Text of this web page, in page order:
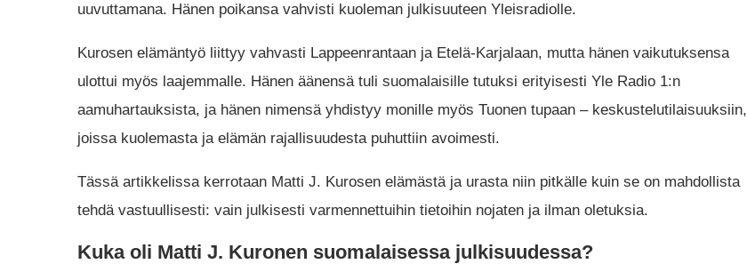
uuvuttamana. Hänen poikansa vahvisti kuoleman julkisuuteen Yleisradiolle.
Kurosen elämäntyö liittyy vahvasti Lappeenrantaan ja Etelä-Karjalaan, mutta hänen vaikutuksensa
ulottui myös laajemmalle. Hänen äänensä tuli suomalaisille tutuksi erityisesti Yle Radio 1:n
aamuhartauksista, ja hänen nimensä yhdistyy monille myös Tuonen tupaan – keskustelutilaisuuksiin,
joissa kuolemasta ja elämän rajallisuudesta puhuttiin avoimesti.
Tässä artikkelissa kerrotaan Matti J. Kurosen elämästä ja urasta niin pitkälle kuin se on mahdollista
tehdä vastuullisesti: vain julkisesti varmennettuihin tietoihin nojaten ja ilman oletuksia.
Kuka oli Matti J. Kuronen suomalaisessa julkisuudessa?